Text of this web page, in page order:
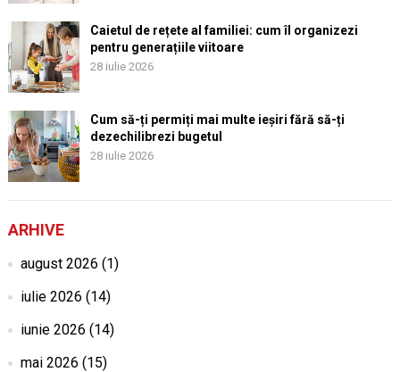
Caietul de rețete al familiei: cum îl organizezi
pentru generațiile viitoare
28 iulie 2026
Cum să-ți permiți mai multe ieșiri fără să-ți
dezechilibrezi bugetul
28 iulie 2026
ARHIVE
august 2026 (1)
iulie 2026 (14)
iunie 2026 (14)
mai 2026 (15)